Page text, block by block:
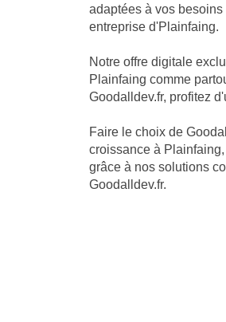
adaptées à vos
entreprise d'Plainfaing.
Notre offre digitale
Plainfaing comme
Goodalldev.fr, profitez
Faire le choix de
croissance à
grâce à nos solutions
Goodalldev.fr.